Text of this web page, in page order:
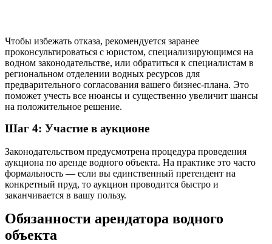
Чтобы избежать отказа, рекомендуется заранее
проконсультироваться с юристом, специализирующимся на
водном законодательстве, или обратиться к специалистам в
региональном отделении водных ресурсов для
предварительного согласования вашего бизнес-плана. Это
поможет учесть все нюансы и существенно увеличит шансы
на положительное решение.
Шаг 4: Участие в аукционе
Законодательством предусмотрена процедура проведения
аукциона по аренде водного объекта. На практике это часто
формальность — если вы единственный претендент на
конкретный пруд, то аукцион проводится быстро и
заканчивается в вашу пользу.
Обязанности арендатора водного
объекта